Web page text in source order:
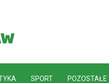
SPORT POZOSTAŁE